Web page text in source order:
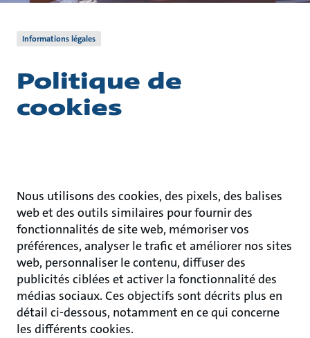
Informations légales
Politique de
cookies
Nous utilisons des cookies, des pixels, des balises
web et des outils similaires pour fournir des
fonctionnalités de site web, mémoriser vos
préférences, analyser le trafic et améliorer nos sites
web, personnaliser le contenu, diffuser des
publicités ciblées et activer la fonctionnalité des
médias sociaux. Ces objectifs sont décrits plus en
détail ci-dessous, notamment en ce qui concerne
les différents cookies.